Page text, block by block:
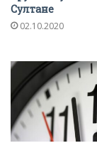
Султане
02.10.2020